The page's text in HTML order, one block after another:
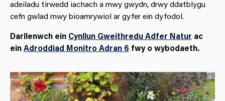
adeiladu tirwedd iachach a mwy gwydn, drwy ddatblygu
cefn gwlad mwy bioamrywiol ar gyfer ein dyfodol.
Darllenwch ein Cynllun Gweithredu Adfer Natur ac
einAdroddiad Monitro Adran 6 fwy o wybodaeth.